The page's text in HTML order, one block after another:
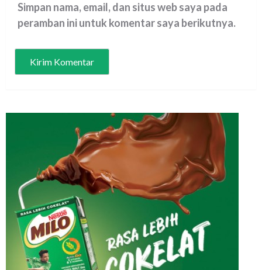
Simpan nama, email, dan situs web saya pada
peramban ini untuk komentar saya berikutnya.